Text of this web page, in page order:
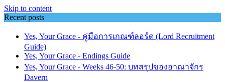
Skip to content
Recent posts
Yes, Your Grace - คู่มือการเกณฑ์ลอร์ด (Lord Recruitment
Guide)
Yes, Your Grace - Endings Guide
Yes, Your Grace - Weeks 46-50: บทสรุปของอาณาจักร
Davern